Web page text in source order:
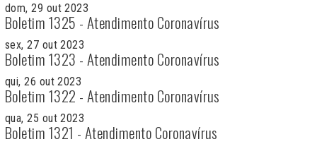
dom, 29 out 2023
Boletim 1325 - Atendimento Coronavírus
sex, 27 out 2023
Boletim 1323 - Atendimento Coronavírus
qui, 26 out 2023
Boletim 1322 - Atendimento Coronavírus
qua, 25 out 2023
Boletim 1321 - Atendimento Coronavírus